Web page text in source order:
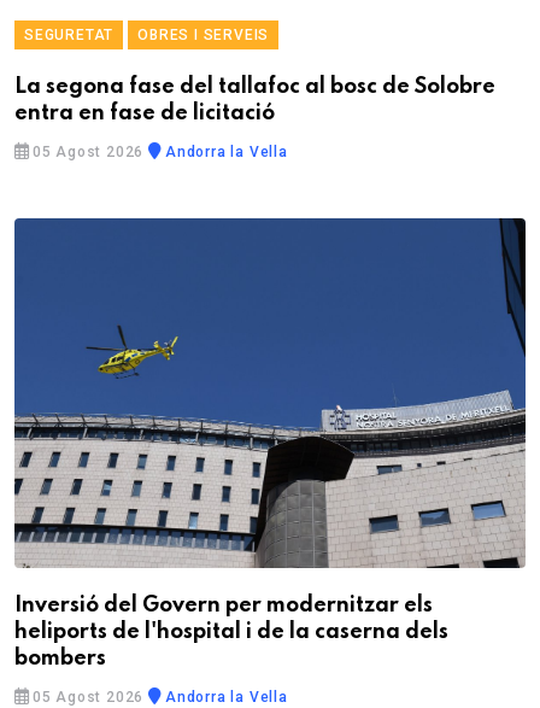
SEGURETAT OBRES I SERVEIS
La segona fase del tallafoc al bosc de Solobre
entra en fase de licitació
05 Agost 2026 Andorra la Vella
Inversió del Govern per modernitzar els
heliports de l'hospital i de la caserna dels
bombers
05 Agost 2026 Andorra la Vella